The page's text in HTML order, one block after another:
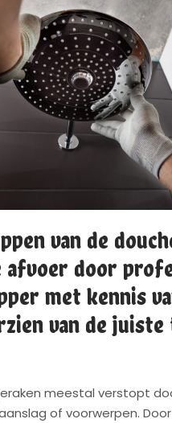
van de
afvoer door
met kennis
van de
meestal verstopt
of voorwerpen.